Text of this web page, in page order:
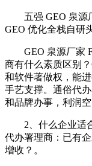
五强 GEO 泉源
GEO 优化全栈自研
GEO 泉源厂家
商有什么素质区别
和软件著做权，能
手艺支撑。通俗代
和品牌办事，利润
2、什么企业适合
代办署理商：已有
增收？。